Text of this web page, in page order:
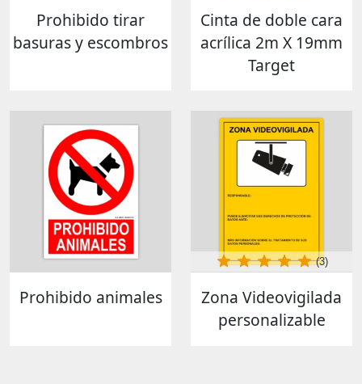
Prohibido tirar
basuras y escombros
Cinta de doble cara
acrílica 2m X 19mm
Target
Prohibido animales
Zona Videovigilada
personalizable
(3)